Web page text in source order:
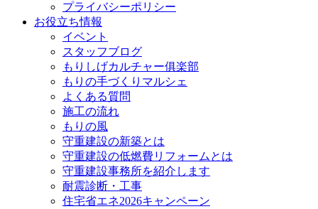
プライバシーポリシー
お役立ち情報
イベント
スタッフブログ
もりしげカルチャー俱楽部
もりの手づくりマルシェ
よくある質問
施工の流れ
もりの風
守重建設の新築とは
守重建設の低燃費リフォームとは
守重建設事務所を紹介します
耐震診断・工事
住宅省エネ2026キャンペーン